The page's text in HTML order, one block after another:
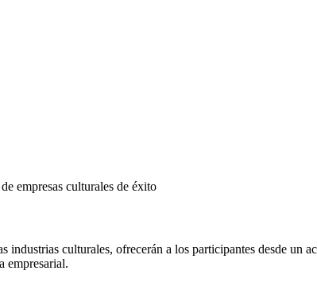
empresas culturales de éxito
culturales, ofrecerán a los participantes desde un
empresarial.